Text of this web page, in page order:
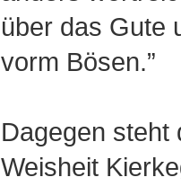
über das Gute
vorm Bösen.”
Dagegen steht
Weisheit